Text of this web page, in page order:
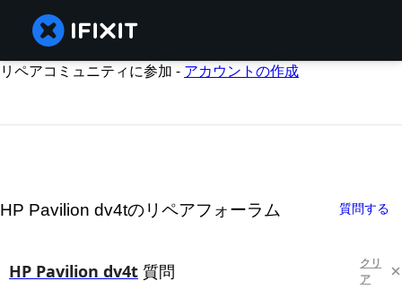
リペアコミュニティに参加 - アカウントの作成
HP Pavilion dv4tのリペアフォーラム 質問する
HP Pavilion dv4t 質問
クリ
ア